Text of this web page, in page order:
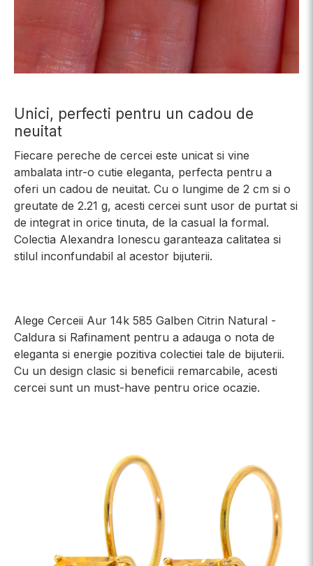
Unici, perfecti pentru un cadou de
neuitat
Fiecare pereche de cercei este unicat si vine
ambalata intr-o cutie eleganta, perfecta pentru a
oferi un cadou de neuitat. Cu o lungime de 2 cm si o
greutate de 2.21 g, acesti cercei sunt usor de purtat si
de integrat in orice tinuta, de la casual la formal.
Colectia Alexandra Ionescu garanteaza calitatea si
stilul inconfundabil al acestor bijuterii.
Alege Cerceii Aur 14k 585 Galben Citrin Natural -
Caldura si Rafinament pentru a adauga o nota de
eleganta si energie pozitiva colectiei tale de bijuterii.
Cu un design clasic si beneficii remarcabile, acesti
cercei sunt un must-have pentru orice ocazie.